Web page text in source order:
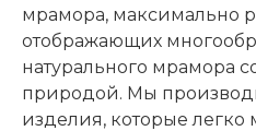
мрамора, максимально
отображающих
натурального мрамора
природой. Мы
изделия, которые легко